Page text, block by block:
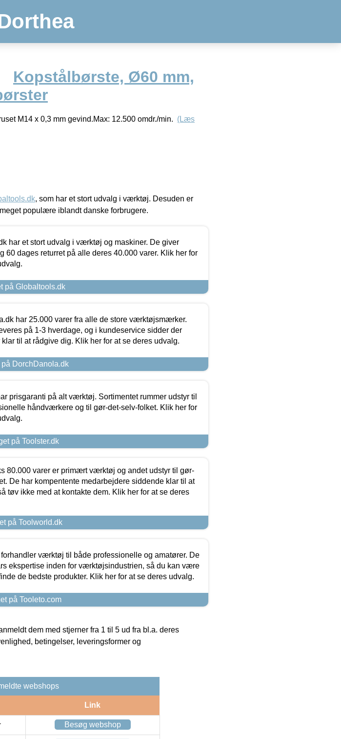
Kopstålbørste, Ø60 mm,
M14 x 0,3 mm gevind.Max: 12.500 omdr./min. (Læs
, som har et stort udvalg i værktøj. Desuden er
populære iblandt danske forbrugere.
har et stort udvalg i værktøj og maskiner. De giver
60 dages returret på alle deres 40.000 varer. Klik her for
på Globaltools.dk
har 25.000 varer fra alle de store værktøjsmærker.
på 1-3 hverdage, og i kundeservice sidder der
til at rådgive dig. Klik her for at se deres udvalg.
DorchDanola.dk
prisgaranti på alt værktøj. Sortimentet rummer udstyr til
håndværkere og til gør-det-selv-folket. Klik her for
på Toolster.dk
80.000 varer er primært værktøj og andet udstyr til gør-
De har kompentente medarbejdere siddende klar til at
tøv ikke med at kontakte dem. Klik her for at se deres
på Toolworld.dk
værktøj til både professionelle og amatører. De
ekspertise inden for værktøjsindustrien, så du kan være
de bedste produkter. Klik her for at se deres udvalg.
på Tooleto.com
dem med stjerner fra 1 til 5 ud fra bl.a. deres
betingelser, leveringsformer og
webshops
Link
Besøg webshop